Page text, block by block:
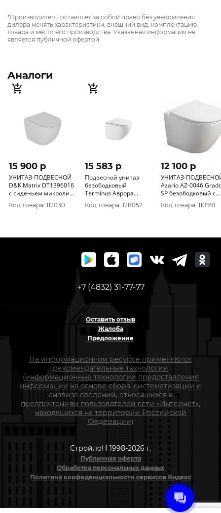
*Производитель оставляет за собой право без уведомления
дилера менять характеристики, внешний вид, комплектацию
товара и место его производства. Указанная информация не
является публичной офертой
Аналоги
15 900 p
УНИТАЗ-ПОДВЕСНОЙ
D&K Matrix DT1396016
с сиденьем микролифт
Спеццена
Код товара: 112030
15 583 p
Подвесной унитаз
безободковый
Terminus Аврора
Монолит 495х360
белый TORNADO
Код товара: 128052
12 100 p
УНИТАЗ-
Azario AZ-0046
SP безободковый с
сиденьем
Код товара: 110991
+7 (4832) 31-77-77
Оставить отзыв
Жалоба
Предложение
На информационном ресурсе применяются
рекомендательные технологии
(информационные технологии предоставления
информации на основе сбора, систематизации и
анализа сведений, относящихся к
предпочтениям пользователей сети «Интернет»,
находящихся на территории Российской
Федерации)
СтройлоН 1998-2026 г.
Публичная оферта
Обработка персональных данных
Политика конфиденциальности сервисов Яндекс